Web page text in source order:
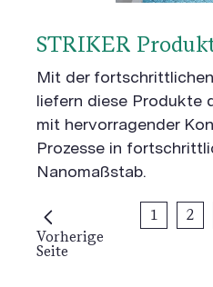
STRIKER
Mit der
liefern diese Produkte
mit hervorragender
Prozesse in
Nanomaßstab.
Post
Navigation
Vorherige
Seite
1 2